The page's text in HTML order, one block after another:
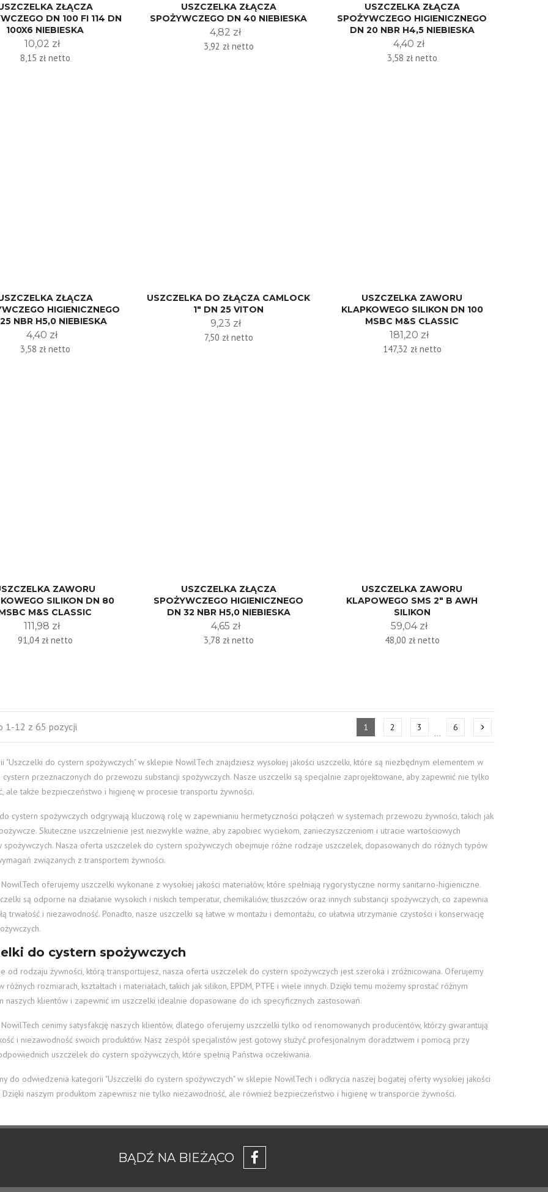
ZŁĄCZA
DN 100 FI 114 DN
100X6 NIEBIESKA
10,02 zł
8,15 zł netto
USZCZELKA ZŁĄCZA
SPOŻYWCZEGO DN 40 NIEBIESKA
4,82 zł
3,92 zł netto
USZCZELKA ZŁĄCZA
SPOŻYWCZEGO HIGIENICZNEGO
DN 20 NBR H4,5 NIEBIESKA
4,40 zł
3,58 zł netto
ZŁĄCZA
HIGIENICZNEGO
NBR H5,0 NIEBIESKA
4,40 zł
3,58 zł netto
USZCZELKA DO ZŁĄCZA CAMLOCK
1" DN 25 VITON
9,23 zł
7,50 zł netto
USZCZELKA ZAWORU
KLAPKOWEGO SILIKON DN 100
MSBC M&S CLASSIC
181,20 zł
147,32 zł netto
ZAWORU
SILIKON DN 80
M&S CLASSIC
111,98 zł
91,04 zł netto
USZCZELKA ZŁĄCZA
SPOŻYWCZEGO HIGIENICZNEGO
DN 32 NBR H5,0 NIEBIESKA
4,65 zł
3,78 zł netto
USZCZELKA ZAWORU
KLAPOWEGO SMS 2" B AWH
SILIKON
59,04 zł
48,00 zł netto
1-12 z 65 pozycji 1 2 3 … 6 chevron_right
"Uszczelki do cystern spożywczych" w sklepie NowilTech znajdziesz wysokiej jakości uszczelki, które są niezbędnym elementem w
cystern przeznaczonych do przewozu substancji spożywczych. Nasze uszczelki są specjalnie zaprojektowane, aby zapewnić nie tylko
ale także bezpieczeństwo i higienę w procesie transportu żywności.
cystern spożywczych odgrywają kluczową rolę w zapewnianiu hermetyczności połączeń w systemach przewozu żywności, takich jak
Skuteczne uszczelnienie jest niezwykle ważne, aby zapobiec wyciekom, zanieczyszczeniom i utracie wartościowych
spożywczych. Nasza oferta uszczelek do cystern spożywczych obejmuje różne rodzaje uszczelek, dopasowanych do różnych typów
związanych z transportem żywności.
oferujemy uszczelki wykonane z wysokiej jakości materiałów, które spełniają rygorystyczne normy sanitarno-higieniczne.
są odporne na działanie wysokich i niskich temperatur, chemikaliów, tłuszczów oraz innych substancji spożywczych, co zapewnia
trwałość i niezawodność. Ponadto, nasze uszczelki są łatwe w montażu i demontażu, co ułatwia utrzymanie czystości i konserwację
do cystern spożywczych
od rodzaju żywności, którą transportujesz, nasza oferta uszczelek do cystern spożywczych jest szeroka i zróżnicowana. Oferujemy
różnych rozmiarach, kształtach i materiałach, takich jak silikon, EPDM, PTFE i wiele innych. Dzięki temu możemy sprostać różnym
naszych klientów i zapewnić im uszczelki idealnie dopasowane do ich specyficznych zastosowań.
cenimy satysfakcję naszych klientów, dlatego oferujemy uszczelki tylko od renomowanych producentów, którzy gwarantują
i niezawodność swoich produktów. Nasz zespół specjalistów jest gotowy służyć profesjonalnym doradztwem i pomocą przy
uszczelek do cystern spożywczych, które spełnią Państwa oczekiwania.
do odwiedzenia kategorii "Uszczelki do cystern spożywczych" w sklepie NowilTech i odkrycia naszej bogatej oferty wysokiej jakości
Dzięki naszym produktom zapewnisz nie tylko niezawodność, ale również bezpieczeństwo i higienę w transporcie żywności.
BĄDŹ NA BIEŻĄCO